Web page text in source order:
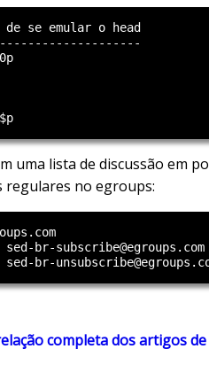
de se emular o head
uma lista de discussão em
regulares no egroups:
sed-br-subscribe@egroups.com
completa dos artigos